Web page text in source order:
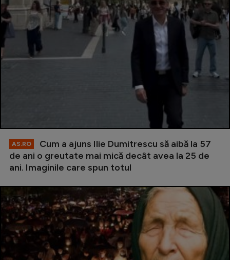
AS.RO
Cum a ajuns Ilie Dumitrescu să aibă la 57
de ani o greutate mai mică decât avea la 25 de
ani. Imaginile care spun totul